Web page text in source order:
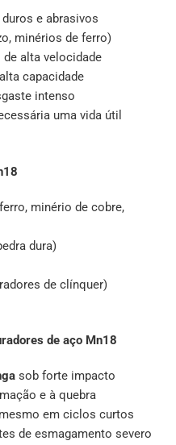
e abrasivos
minérios de ferro)
alta velocidade
capacidade
intenso
uma vida útil
minério de cobre,
dura)
de clínquer)
de aço Mn18
sob forte impacto
e à quebra
em ciclos curtos
de esmagamento severo